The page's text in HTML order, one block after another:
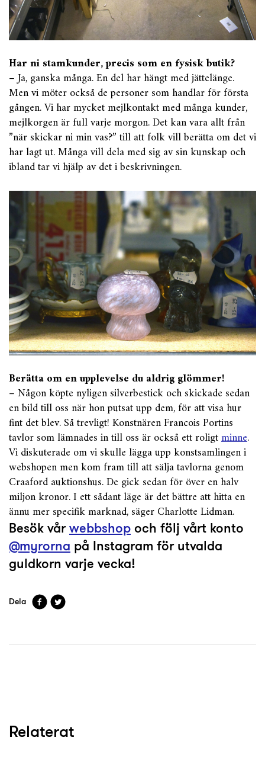
Har ni stamkunder, precis som en fysisk butik?
– Ja, ganska många. En del har hängt med jättelänge.
Men vi möter också de personer som handlar för första
gången. Vi har mycket mejlkontakt med många kunder,
mejlkorgen är full varje morgon. Det kan vara allt från
”när skickar ni min vas?” till att folk vill berätta om det vi
har lagt ut. Många vill dela med sig av sin kunskap och
ibland tar vi hjälp av det i beskrivningen.
Berätta om en upplevelse du aldrig glömmer!
– Någon köpte nyligen silverbestick och skickade sedan
en bild till oss när hon putsat upp dem, för att visa hur
fint det blev. Så trevligt! Konstnären Francois Portins
tavlor som lämnades in till oss är också ett roligtminne.
Vi diskuterade om vi skulle lägga upp konstsamlingen i
webshopen men kom fram till att sälja tavlorna genom
Craaford auktionshus. De gick sedan för över en halv
miljon kronor. I ett sådant läge är det bättre att hitta en
ännu mer specifik marknad, säger Charlotte Lidman.
Besök vårwebbshopoch följ vårt konto
@myrorna på Instagram för utvalda
guldkorn varje vecka!
Dela
Relaterat